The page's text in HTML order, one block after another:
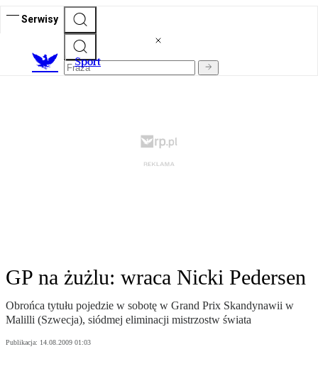
Serwisy
Sport
GP na żużlu: wraca Nicki Pedersen
Obrońca tytułu pojedzie w sobotę w Grand Prix Skandynawii w
Malilli (Szwecja), siódmej eliminacji mistrzostw świata
Publikacja: 14.08.2009 01:03